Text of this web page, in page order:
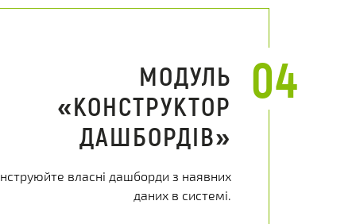
04
МОДУЛЬ
«КОНСТРУКТОР
ДАШБОРДІВ»
власні дашборди з наявних
даних в системі.